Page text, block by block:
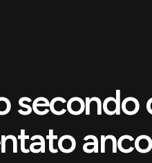
secondo